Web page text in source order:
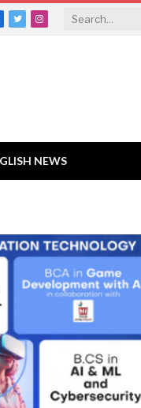
TwitterInstagram
NEWS